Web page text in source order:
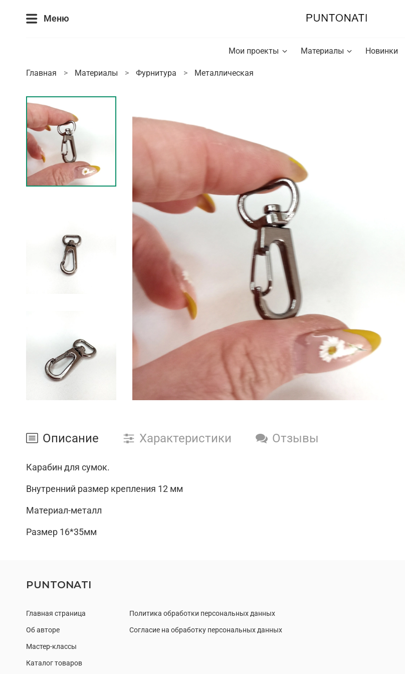
Меню
Мои проекты Материалы Новинки
Главная Материалы Фурнитура Металлическая
Описание Характеристики Отзывы
Карабин для сумок.
Внутренний размер крепления 12 мм
Материал-металл
Размер 16*35мм
PUNTONATI
Главная страница
Об авторе
Мастер-классы
Каталог товаров
Политика обработки персональных данных
Согласие на обработку персональных данных